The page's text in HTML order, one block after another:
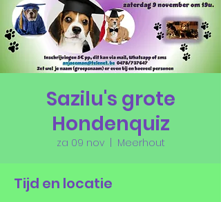
Sazilu's grote
Hondenquiz
za 09 nov
  |
Meerhout
Tijd en locatie